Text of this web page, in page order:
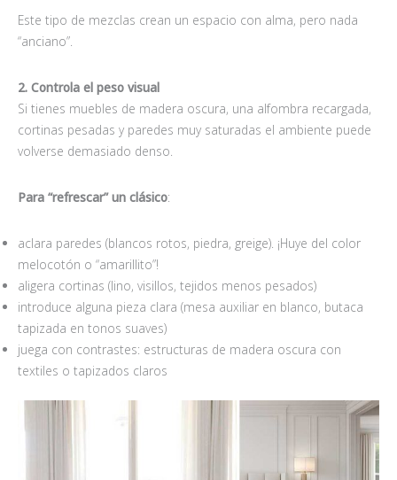
Este tipo de mezclas crean un espacio con alma, pero nada
“anciano”.
2. Controla el peso visual
Si tienes muebles de madera oscura, una alfombra recargada,
cortinas pesadas y paredes muy saturadas el ambiente puede
volverse demasiado denso.
Para “refrescar” un clásico:
aclara paredes (blancos rotos, piedra, greige). ¡Huye del color
melocotón o “amarillito”!
aligera cortinas (lino, visillos, tejidos menos pesados)
introduce alguna pieza clara (mesa auxiliar en blanco, butaca
tapizada en tonos suaves)
juega con contrastes: estructuras de madera oscura con
textiles o tapizados claros